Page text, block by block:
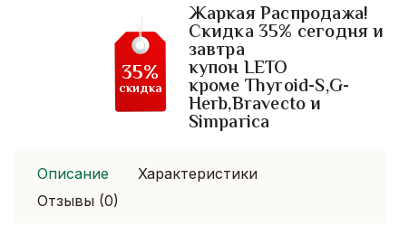
Жаркая Распродажа!
Скидка 35% сегодня и
завтра
купон LETO
кроме Thyroid-S,G-
Herb,Bravecto и
Simparica
35%
скидка
Описание
Характеристики
Отзывы (0)